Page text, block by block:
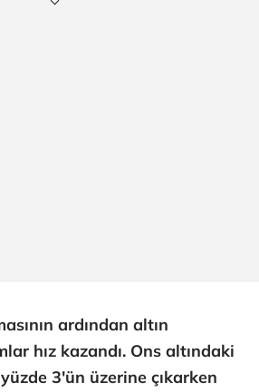
ardından altın
hız kazandı. Ons altındaki
3'ün üzerine çıkarken